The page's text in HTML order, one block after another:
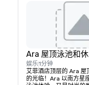
Ara 屋顶泳池和
娱乐1分钟
艾菲酒店顶层的 Ara 屋
的光临！Ara 以南方星